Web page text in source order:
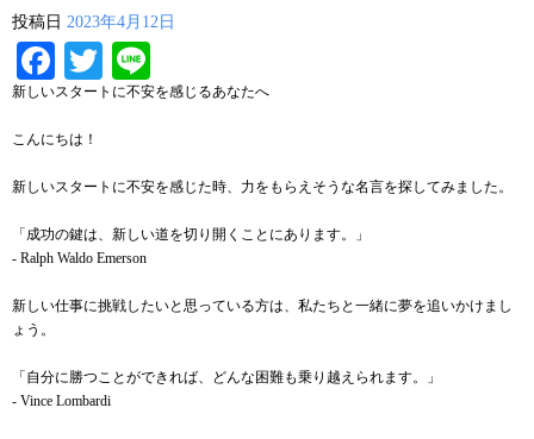
投稿日 2023年4月12日
Facebook
Twitter
新しいスタートに不安を感じるあなたへ
こんにちは！
新しいスタートに不安を感じた時、力をもらえそうな名言を探してみました。
「成功の鍵は、新しい道を切り開くことにあります。」
- Ralph Waldo Emerson
新しい仕事に挑戦したいと思っている方は、私たちと一緒に夢を追いかけまし
ょう。
「自分に勝つことができれば、どんな困難も乗り越えられます。」
- Vince Lombardi